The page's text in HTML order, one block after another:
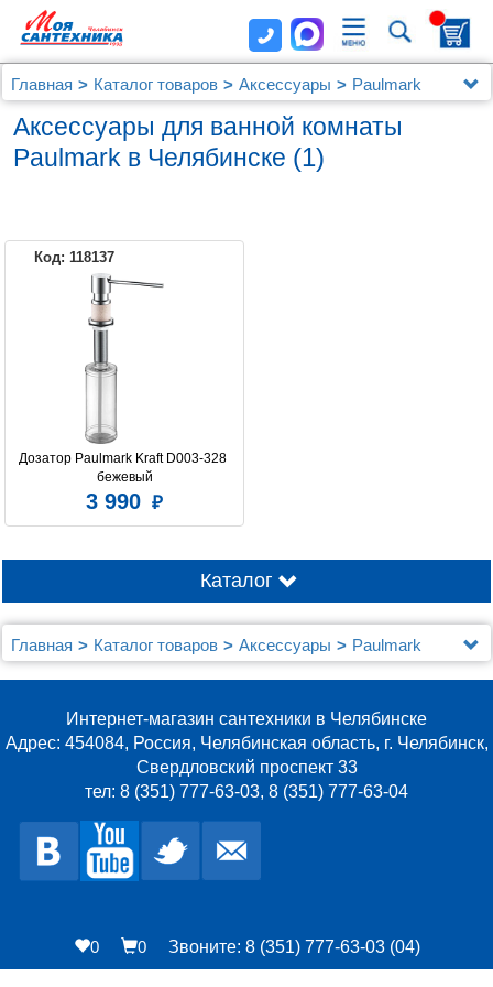
Главная Каталог товаров Аксессуары Paulmark
Аксессуары для ванной комнаты
Paulmark в Челябинске (1)
PAULMARK
Код: 118137
Дозатор Paulmark Kraft D003-328
бежевый
3 990
Каталог
Главная Каталог товаров Аксессуары Paulmark
Интернет-магазин сантехники в Челябинске
Адрес: 454084, Россия, Челябинская область, г. Челябинск,
Свердловский проспект 33
тел: 8 (351) 777-63-03, 8 (351) 777-63-04
0 0 Звоните: 8 (351) 777-63-03 (04)